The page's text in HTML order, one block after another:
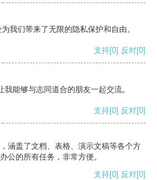
我们带来了无限的隐私保护和自由。
支持[0] 反对[0]
能够与志同道合的朋友一起交流。
支持[0] 反对[0]
涵盖了文档、表格、演示文稿等各个方
公的所有任务，非常方便。
支持[0] 反对[0]